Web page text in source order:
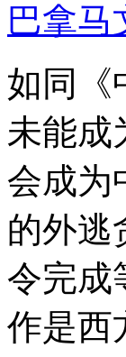
巴拿马
如同《
未能成
会成为
的外逃
令完成
作是西